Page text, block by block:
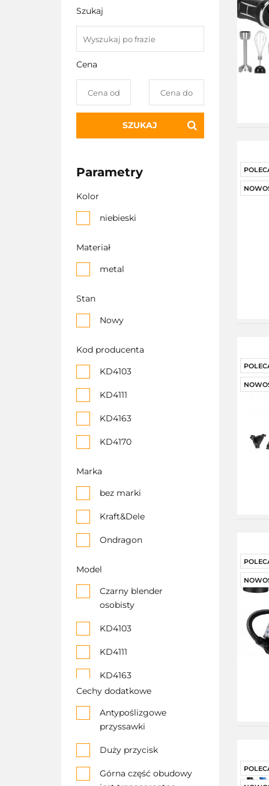
Szukaj
Cena
SZUKAJ
Parametry
Kolor
niebieski
Materiał
metal
Stan
Nowy
Kod producenta
KD4103
KD4111
KD4163
KD4170
Kd5155
KD5165
KD5167
MIELENIA KAWY
WYDAJNY MOCNY
OD5040
Robot Kuchenny
Ręczny 1000W 5
Marka
bez marki
Kraft&Dele
Ondragon
Model
Czarny blender
osobisty
KD4103
KD4111
KD4163
Kd5155
KD5165
KD5167
Cechy dodatkowe
Antypoślizgowe
przyssawki
Duży przycisk
Górna część obudowy